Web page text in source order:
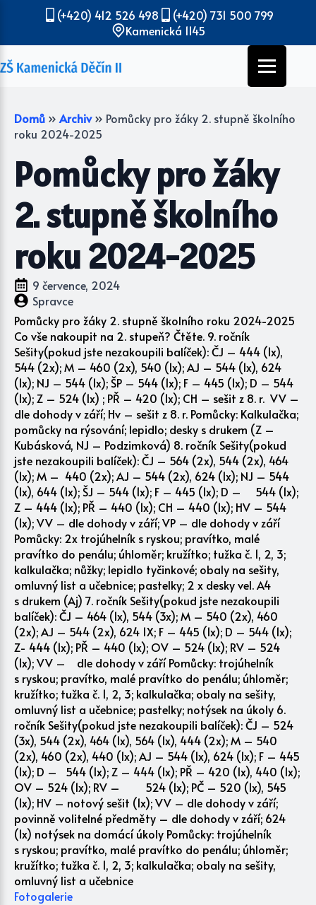
(+420) 412 526 498
(+420) 731 500 799
Kamenická 1145
Domů » Archiv » Pomůcky pro žáky 2. stupně školního
roku 2024-2025
Pomůcky pro žáky
2. stupně školního
roku 2024-2025
9 července, 2024
Spravce
Pomůcky pro žáky 2. stupně školního roku 2024-2025
Co vše nakoupit na 2. stupeň? Čtěte. 9. ročník
Sešity(pokud jste nezakoupili balíček): ČJ – 444 (1x),
544 (2x); M – 460 (2x), 540 (1x); AJ – 544 (1x), 624
(1x); NJ – 544 (1x); ŠP – 544 (1x); F – 445 (1x); D – 544
(1x); Z – 524 (1x) ; PŘ – 420 (1x); CH – sešit z 8. r. VV –
dle dohody v září; Hv – sešit z 8. r. Pomůcky: Kalkulačka;
pomůcky na rýsování; lepidlo; desky s drukem (Z –
Kubásková, NJ – Podzimková) 8. ročník Sešity(pokud
jste nezakoupili balíček): ČJ – 564 (2x), 544 (2x), 464
(1x); M – 440 (2x); AJ – 544 (2x), 624 (1x); NJ – 544
(1x), 644 (1x); ŠJ – 544 (1x); F – 445 (1x); D – 544 (1x);
Z – 444 (1x); PŘ – 440 (1x); CH – 440 (1x); HV – 544
(1x); VV – dle dohody v září; VP – dle dohody v září
Pomůcky: 2x trojúhelník s ryskou; pravítko, malé
pravítko do penálu; úhloměr; kružítko; tužka č. 1, 2, 3;
kalkulačka; nůžky; lepidlo tyčinkové; obaly na sešity,
omluvný list a učebnice; pastelky; 2 x desky vel. A4
s drukem (Aj) 7. ročník Sešity(pokud jste nezakoupili
balíček): ČJ – 464 (1x), 544 (3x); M – 540 (2x), 460
(2x); AJ – 544 (2x), 624 1X; F – 445 (1x); D – 544 (1x);
Z- 444 (1x); PŘ – 440 (1x); OV – 524 (1x); RV – 524
(1x); VV – dle dohody v září Pomůcky: trojúhelník
s ryskou; pravítko, malé pravítko do penálu; úhloměr;
kružítko; tužka č. 1, 2, 3; kalkulačka; obaly na sešity,
omluvný list a učebnice; pastelky; notýsek na úkoly 6.
ročník Sešity(pokud jste nezakoupili balíček): ČJ – 524
(3x), 544 (2x), 464 (1x), 564 (1x), 444 (2x); M – 540
(2x), 460 (2x), 440 (1x); AJ – 544 (1x), 624 (1x); F – 445
(1x); D – 544 (1x); Z – 444 (1x); PŘ – 420 (1x), 440 (1x);
OV – 524 (1x); RV – 524 (1x); PČ – 520 (1x), 545
(1x); HV – notový sešit (1x); VV – dle dohody v září;
povinně volitelné předměty – dle dohody v září; 624
(1x) notýsek na domácí úkoly Pomůcky: trojúhelník
s ryskou; pravítko, malé pravítko do penálu; úhloměr;
kružítko; tužka č. 1, 2, 3; kalkulačka; obaly na sešity,
omluvný list a učebnice
Fotogalerie